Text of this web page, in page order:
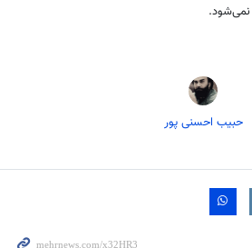
نمی‌شود.
حبیب احسنی پور